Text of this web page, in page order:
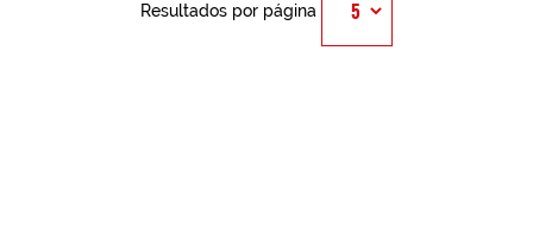
Resultados por página